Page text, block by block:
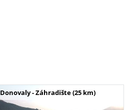
Donovaly - Záhradište (25 km)